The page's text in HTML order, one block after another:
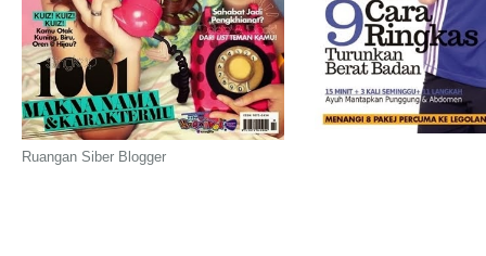
Ruangan Siber Blogger